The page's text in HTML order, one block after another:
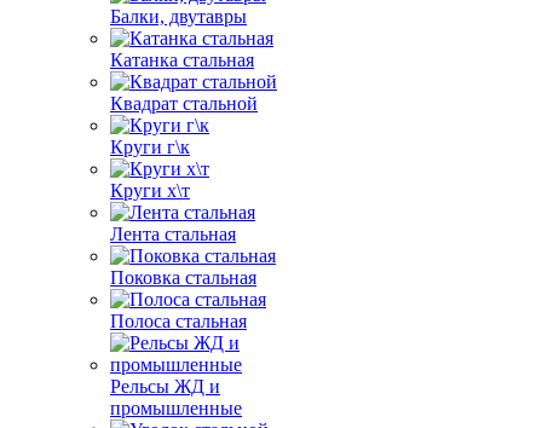
Балки, двутавры
Катанка стальная
Квадрат стальной
Круги г\к
Круги х\т
Лента стальная
Поковка стальная
Полоса стальная
Рельсы ЖД и
промышленные